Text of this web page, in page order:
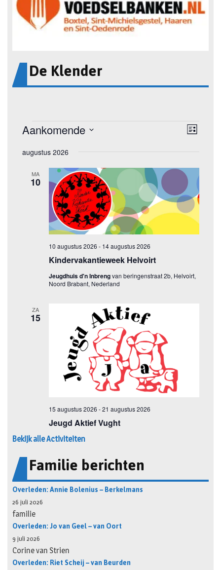
De Klender
Bekijk alle Activiteiten
Familie berichten
Overleden: Annie Bolenius – Berkelmans
26 juli 2026
familie
Overleden: Jo van Geel – van Oort
9 juli 2026
Corine van Strien
Overleden: Riet Scheij – van Beurden